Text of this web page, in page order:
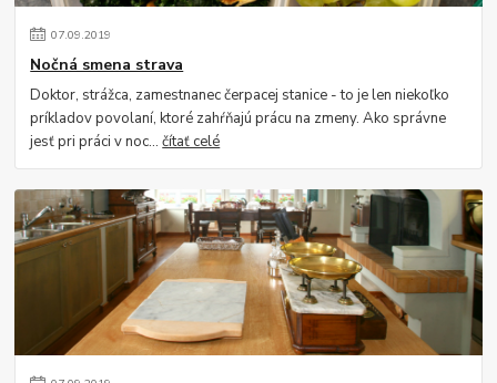
07.09.2019
Nočná smena strava
Doktor, strážca, zamestnanec čerpacej stanice - to je len niekoľko
príkladov povolaní, ktoré zahŕňajú prácu na zmeny. Ako správne
jesť pri práci v noc...čítať celé